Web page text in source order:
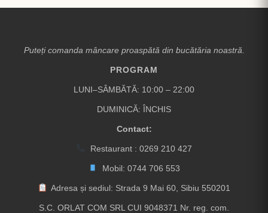
Puteți comanda mâncare proaspătă din bucătăria noastră.
PROGRAM
LUNI–SÂMBĂTĂ: 10:00 – 22:00
DUMINICĂ: ÎNCHIS
Contact:
Restaurant : 0269 210 427
Mobil: 0744 706 553
Adresa și sediul: Strada 9 Mai 60, Sibiu 550201
S.C. ORLAT COM SRL CUI 9048371 Nr. reg. com.